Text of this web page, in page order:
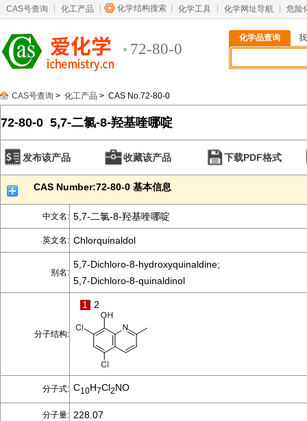
CAS号查询 化工产品 化学结构搜索 化学工具 化学网址导航 危险
72-80-0
化学品查询
CAS号查询 > 化工产品 > CAS No.72-80-0
72-80-0 5,7-二氯-8-羟基喹哪啶
发布该产品 收藏该产品 下载PDF格式
CAS Number:72-80-0 基本信息
中文名: 5,7-二氯-8-羟基喹哪啶
英文名: Chlorquinaldol
别名:
5,7-Dichloro-8-hydroxyquinaldine;
5,7-Dichloro-8-quinaldinol
分子结构:
1 2
分子式: C10H7Cl2NO
分子量: 228.07